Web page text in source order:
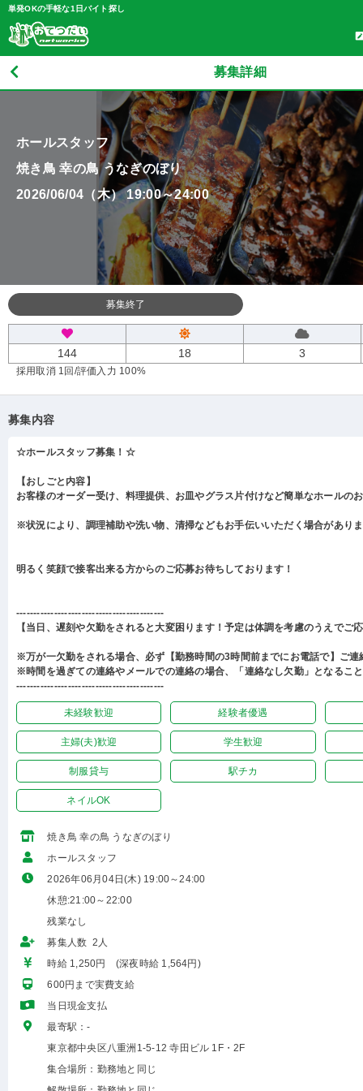
単発OKの手軽な1日バイト探し
募集詳細
ホールスタッフ
焼き鳥 幸の鳥 うなぎのぼり
2026/06/04（木） 19:00～24:00
募集終了
144 18 3
採用取消 1回 /評価入力 100%
募集内容
☆ホールスタッフ募集！☆
【おしごと内容】
お客様のオーダー受け、料理提供、お皿やグラス片付けなど簡単なホールの
※状況により、調理補助や洗い物、清掃などもお手伝いいただく場合があり
明るく笑顔で接客出来る方からのご応募お待ちしております！
-------------------------------------------
【当日、遅刻や欠勤をされると大変困ります！予定は体調を考慮のうえでご
※万が一欠勤をされる場合、必ず【勤務時間の3時間前までにお電話で】ご連
※時間を過ぎての連絡やメールでの連絡の場合、「連絡なし欠勤」となるこ
-------------------------------------------
未経験歓迎 経験者優遇
主婦(夫)歓迎 学生歓迎
制服貸与 駅チカ
ネイルOK
焼き鳥 幸の鳥 うなぎのぼり
ホールスタッフ
2026年06月04日(木) 19:00～24:00
休憩:21:00～22:00
残業なし
募集人数 2人
時給 1,250円 (深夜時給 1,564円)
600円まで実費支給
当日現金支払
最寄駅：-
東京都中央区八重洲1-5-12 寺田ビル 1F・2F
集合場所：勤務地と同じ